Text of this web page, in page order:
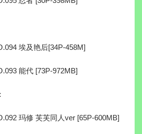
埃及艳后[34P-458M]
能代 [73P-972MB]
玛修 芙芙同人ver [65P-600MB]